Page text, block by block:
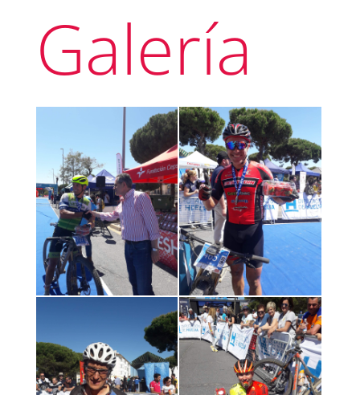
Galería